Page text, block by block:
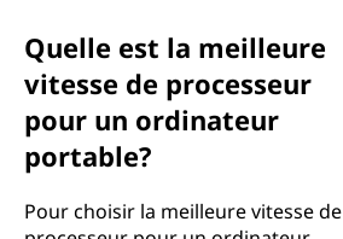
Quelle est la meilleure
vitesse de processeur
pour un ordinateur
portable?
Pour choisir la meilleure vitesse de